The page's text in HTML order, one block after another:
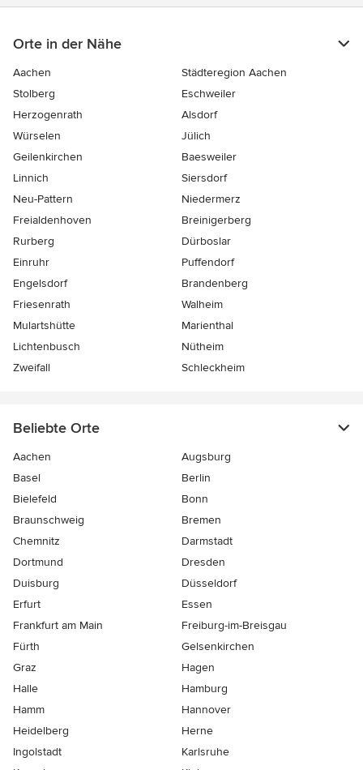
Orte in der Nähe
Aachen
Städteregion Aachen
Stolberg
Eschweiler
Herzogenrath
Alsdorf
Würselen
Jülich
Geilenkirchen
Baesweiler
Linnich
Siersdorf
Neu-Pattern
Niedermerz
Freialdenhoven
Breinigerberg
Rurberg
Dürboslar
Einruhr
Puffendorf
Engelsdorf
Brandenberg
Friesenrath
Walheim
Mulartshütte
Marienthal
Lichtenbusch
Nütheim
Zweifall
Schleckheim
Beliebte Orte
Aachen
Augsburg
Basel
Berlin
Bielefeld
Bonn
Braunschweig
Bremen
Chemnitz
Darmstadt
Dortmund
Dresden
Duisburg
Düsseldorf
Erfurt
Essen
Frankfurt am Main
Freiburg-im-Breisgau
Fürth
Gelsenkirchen
Graz
Hagen
Halle
Hamburg
Hamm
Hannover
Heidelberg
Herne
Ingolstadt
Karlsruhe